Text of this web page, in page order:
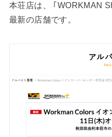
本荘店は、 ｢WORKMAN
最新の店舗です。